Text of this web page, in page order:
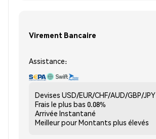
Virement Bancaire
Assistance:
Devises USD/EUR/CHF/AUD/GBP/JPY
Frais le plus bas 0.08%
Arrivée Instantané
Meilleur pourMontants plus élevés